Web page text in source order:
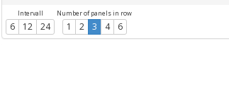
Intervall
6 12 24
Number of panels in row
1 2 3 4 6